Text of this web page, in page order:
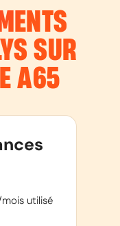
SUR
A65
utilisé